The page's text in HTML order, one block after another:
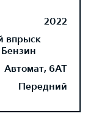
2022
впрыск
Автомат, 6AT
Передний